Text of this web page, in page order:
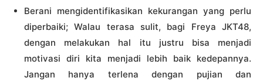
Berani mengidentifikasikan kekurangan yang perlu
diperbaiki; Walau terasa sulit, bagi Freya JKT48,
dengan melakukan hal itu justru bisa menjadi
motivasi diri kita menjadi lebih baik kedepannya.
Jangan hanya terlena dengan pujian dan